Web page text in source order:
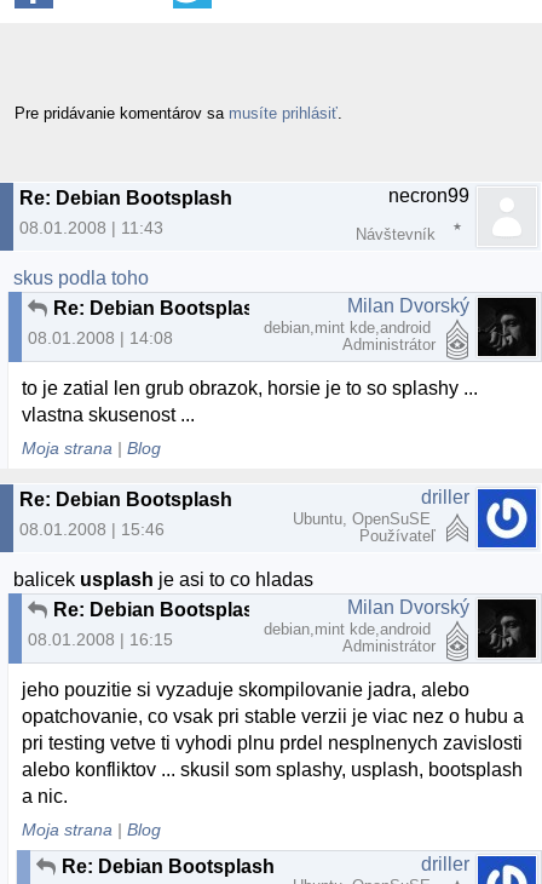
Pre pridávanie komentárov sa musíte prihlásiť
Re: Debian Bootsplash
08.01.2008 | 11:43
necron99
Návštevník
skus podla toho
Re: Debian Bootsplash
08.01.2008 | 14:08
Milan Dvorský
debian,mint kde,android
Administrátor
to je zatial len grub obrazok, horsie je to so splashy ...
vlastna skusenost ...
Moja strana |Blog
Re: Debian Bootsplash
08.01.2008 | 15:46
driller
Ubuntu, OpenSuSE
Používateľ
balicek usplash je asi to co hladas
Re: Debian Bootsplash
08.01.2008 | 16:15
Milan Dvorský
debian,mint kde,android
Administrátor
jeho pouzitie si vyzaduje skompilovanie jadra, alebo
opatchovanie, co vsak pri stable verzii je viac nez o hubu a
pri testing vetve ti vyhodi plnu prdel nesplnenych zavislosti
alebo konfliktov ... skusil som splashy, usplash, bootsplash
a nic.
Moja strana |Blog
Re: Debian Bootsplash driller